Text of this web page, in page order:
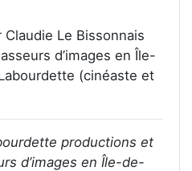
Le Bissonnais
d’images en Île-
(cinéaste et
productions et
d’images en Île-de-